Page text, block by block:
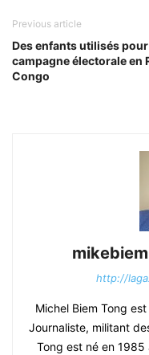
Previous article
Des enfants utilisés
campagne électorale en
Congo
http://
Michel Biem Tong
Journaliste, militant
Tong est né en 1985